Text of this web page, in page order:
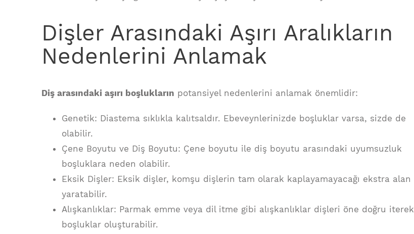
Dişler Arasındaki Aşırı Aralıkların
Nedenlerini Anlamak
Diş arasındaki aşırı boşlukların potansiyel nedenlerini anlamak önemlidir:
Genetik: Diastema sıklıkla kalıtsaldır. Ebeveynlerinizde boşluklar varsa, sizde de
olabilir.
Çene Boyutu ve Diş Boyutu: Çene boyutu ile diş boyutu arasındaki uyumsuzluk
boşluklara neden olabilir.
Eksik Dişler: Eksik dişler, komşu dişlerin tam olarak kaplayamayacağı ekstra alan
yaratabilir.
Alışkanlıklar: Parmak emme veya dil itme gibi alışkanlıklar dişleri öne doğru iterek
boşluklar oluşturabilir.